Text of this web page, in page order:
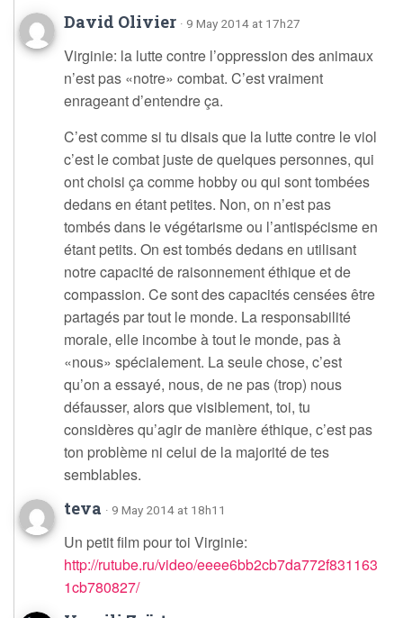
David Olivier · 9 May 2014 at 17h27
Virginie: la lutte contre l’oppression des animaux
n’est pas «notre» combat. C’est vraiment
enrageant d’entendre ça.
C’est comme si tu disais que la lutte contre le viol
c’est le combat juste de quelques personnes, qui
ont choisi ça comme hobby ou qui sont tombées
dedans en étant petites. Non, on n’est pas
tombés dans le végétarisme ou l’antispécisme en
étant petits. On est tombés dedans en utilisant
notre capacité de raisonnement éthique et de
compassion. Ce sont des capacités censées être
partagés par tout le monde. La responsabilité
morale, elle incombe à tout le monde, pas à
«nous» spécialement. La seule chose, c’est
qu’on a essayé, nous, de ne pas (trop) nous
défausser, alors que visiblement, toi, tu
considères qu’agir de manière éthique, c’est pas
ton problème ni celui de la majorité de tes
semblables.
teva · 9 May 2014 at 18h11
Un petit film pour toi Virginie:
http://rutube.ru/video/eeee6bb2cb7da772f831163
1cb780827/